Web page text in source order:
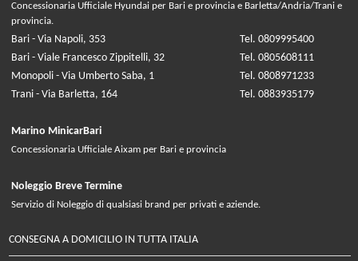
Concessionaria Ufficiale Hyundai per Bari e provincia e Barletta/Andria/Trani e
provincia.
Bari - Via Napoli, 353
Tel. 0809995400
Bari - Viale Francesco Zippitelli, 32
Tel. 0805608111
Monopoli - Via Umberto Saba, 1
Tel. 0808971233
Trani - Via Barletta, 164
Tel. 0883935179
Marino MinicarBari
Concessionaria Ufficiale Aixam per Bari e provincia
Noleggio Breve Termine
Servizio di Noleggio di qualsiasi brand per privati e aziende.
CONSEGNA A DOMICILIO IN TUTTA ITALIA